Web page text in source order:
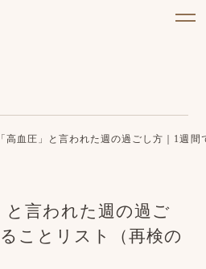
高血圧」と言われた週の過ごし方｜1週
と言われた週の過ご
ことリスト（再検の